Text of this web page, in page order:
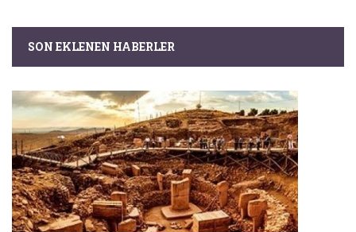
SON EKLENEN HABERLER